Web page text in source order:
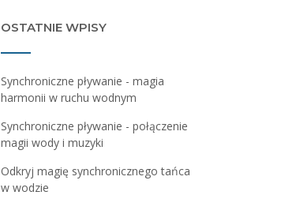
OSTATNIE WPISY
Synchroniczne pływanie - magia
harmonii w ruchu wodnym
Synchroniczne pływanie - połączenie
magii wody i muzyki
Odkryj magię synchronicznego tańca
w wodzie